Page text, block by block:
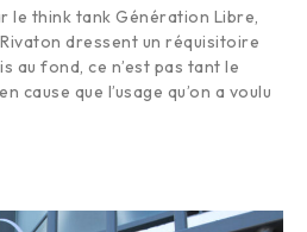
le think tank Génération Libre,
dressent un réquisitoire
au fond, ce n’est pas tant le
cause que l’usage qu’on a voulu